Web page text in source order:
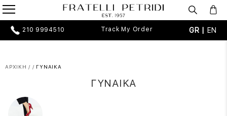
210 9994510 Track My Order GR | EN
ΑΡΧΙΚΗ / / ΓΥΝΑΙΚΑ
ΓΥΝΑΙΚΑ